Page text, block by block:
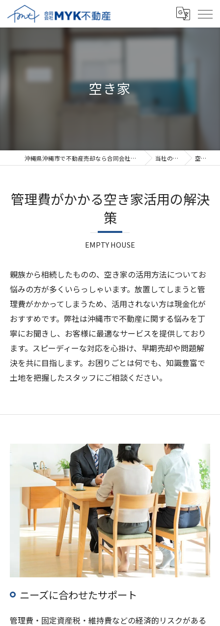
空き家
沖縄県沖縄市で不動産売却なら合同会社MYK不動産 当社の特徴 空き家
管理費がかかる空き家活用の解決
策
EMPTY HOUSE
親族から相続したものの、空き家の活用方法についてお
悩みの方が多くいらっしゃいます。放置してしまうと管
理費がかかってしまうため、活用されない方は現金化が
おすすめです。弊社は沖縄市で不動産に関する悩みを丁
寧にお聞きし、お客様に最適なサービスを提供しており
ます。スピーディーな対応を心掛け、早期売却や問題解
決を共に目指します。お困りごとは何でも、知識豊富で
土地を把握したスタッフにご相談ください。
ニーズに合わせたサポート
管理費・固定資産税・維持費などの経済的リスクがある